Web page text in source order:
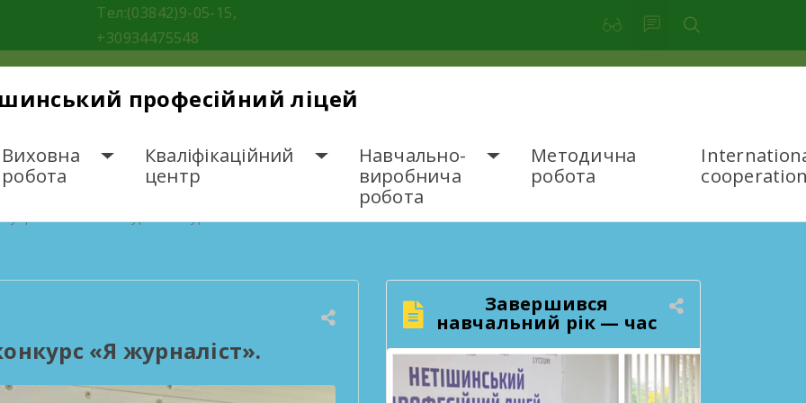
Тел:(03842)9-05-15,
+30934475548
професійний ліцей
Виховна
робота
Кваліфікаційний
центр
Навчально-
виробнича
робота
Методична
робота
«Я журналіст».
Завершився
навчальний рік — час
підбити підсумки